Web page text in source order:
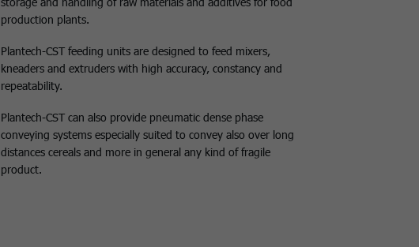
production plants.
Plantech-CST feeding units are designed to feed mixers,
kneaders and extruders with high accuracy, constancy and
repeatability.
Plantech-CST can also provide pneumatic dense phase
conveying systems especially suited to convey also over long
distances cereals and more in general any kind of fragile
product.